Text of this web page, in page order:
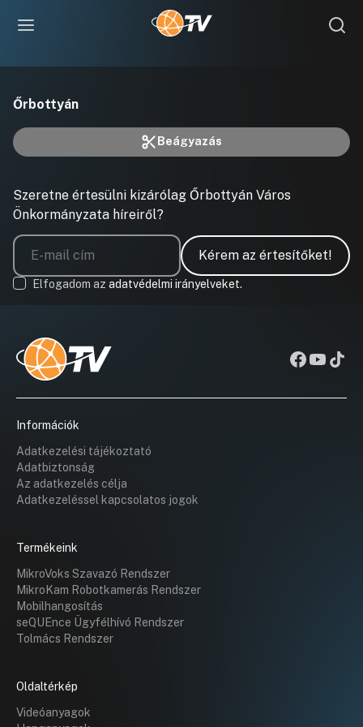
modal
window.
Őrbottyán
Beágyazás
Szeretne értesülni kizárólag Őrbottyán Város
Önkormányzata híreiről?
Kérem az értesítőket!
Elfogadom az adatvédelmi irányelveket.
Információk
Adatkezelési tájékoztató
Adatbiztonság
Az adatkezelés célja
Adatkezeléssel kapcsolatos jogok
Termékeink
MikroVoks Szavazó Rendszer
MikroKam Robotkamerás Rendszer
Mobilhangosítás
seQUEnce Ügyfélhívó Rendszer
Tolmács Rendszer
Oldaltérkép
Videóanyagok